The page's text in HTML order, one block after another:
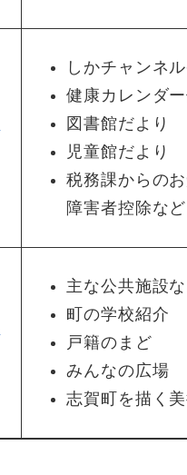
しかチャンネ
健康カレンダ
図書館だより
児童館だより
税務課からの
障害者控除など
主な公共施設
町の学校紹介
戸籍のまど
みんなの広場
志賀町を描く